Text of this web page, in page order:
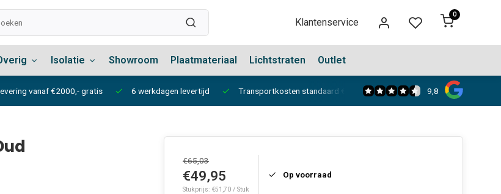
Klantenservice
0
Isolatie Showroom Plaatmateriaal Lichtstraten Outlet
vanaf €2000,- gratis 6 werkdagen levertijd Transportkosten standaard €150,- Showroom in Dongen
9,8
€65,03
€49,95
Stukprijs: €51,70 / Stuk
Op voorraad